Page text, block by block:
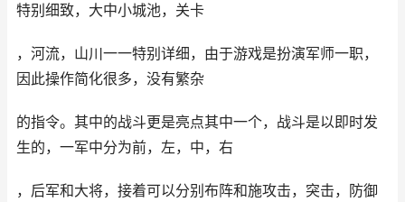
特别细致，大中小城池，关卡
，河流，山川一一特别详细，由于游戏是扮演军师一职，
因此操作简化很多，没有繁杂
的指令。其中的战斗更是亮点其中一个，战斗是以即时发
生的，一军中分为前，左，中，右
，后军和大将，接着可以分别布阵和施攻击，突击，防御